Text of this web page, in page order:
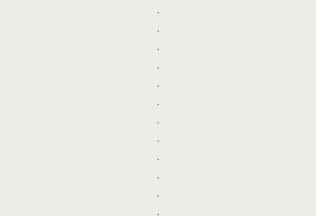
.
.
.
.
.
.
.
.
.
.
.
.